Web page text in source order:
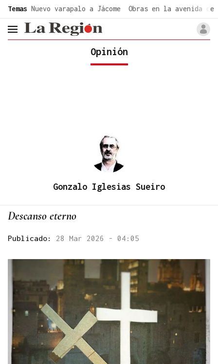
Temas Nuevo varapalo a Jácome Obras en la avenida de
header.menu.open
Opinión
Gonzalo Iglesias Sueiro
Descanso eterno
Publicado: 28 Mar 2026 - 04:05